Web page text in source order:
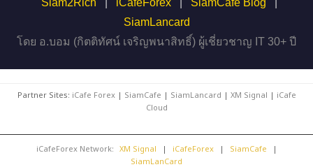
SiamLancard
โดย อ.บอม (กิตติทัศน์ เจริญพนาสิทธิ์) ผู้เชี่ยวชาญ IT 30+ ปี
Partner Sites: iCafe Forex| SiamCafe | SiamLancard | XM Signal | iCafe
Cloud
iCafeForex Network: XM Signal | iCafeForex | SiamCafe
|
SiamLanCard